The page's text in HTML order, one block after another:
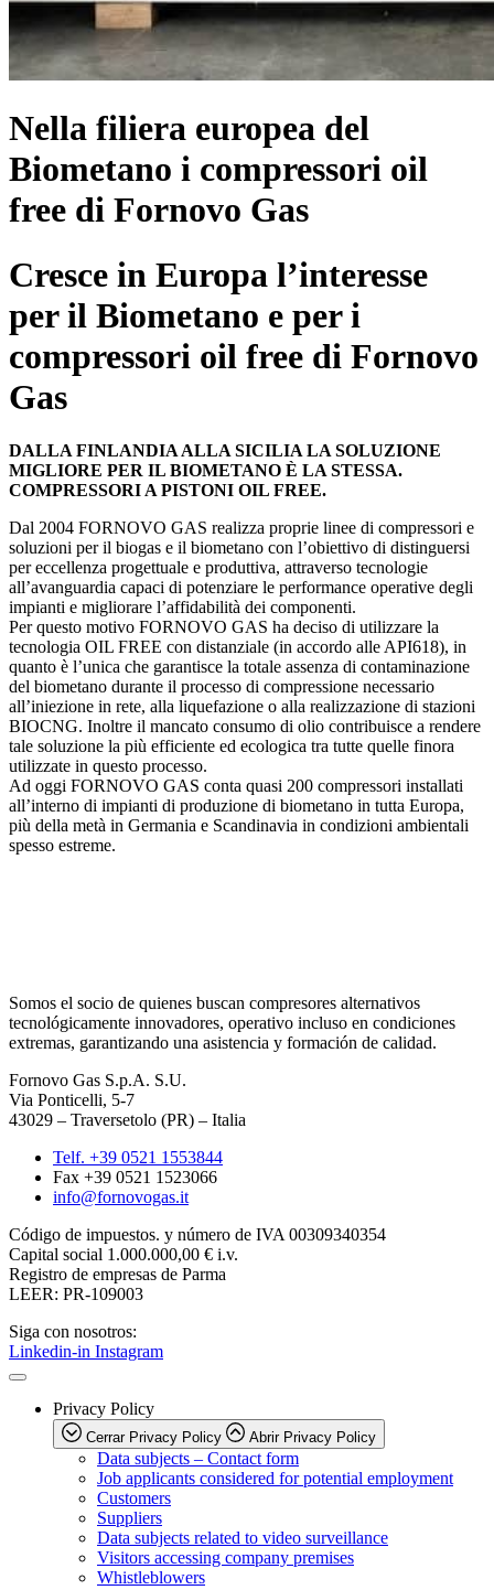
Nella filiera europea del
Biometano i compressori oil
free di Fornovo Gas
Cresce in Europa l’interesse
per il Biometano e per i
compressori oil free di Fornovo
Gas
DALLA FINLANDIA ALLA SICILIA LA SOLUZIONE
MIGLIORE PER IL BIOMETANO È LA STESSA.
COMPRESSORI A PISTONI OIL FREE.
Dal 2004 FORNOVO GAS realizza proprie linee di compressori e
soluzioni per il biogas e il biometano con l’obiettivo di distinguersi
per eccellenza progettuale e produttiva, attraverso tecnologie
all’avanguardia capaci di potenziare le performance operative degli
impianti e migliorare l’affidabilità dei componenti.
Per questo motivo FORNOVO GAS ha deciso di utilizzare la
tecnologia OIL FREE con distanziale (in accordo alle API618), in
quanto è l’unica che garantisce la totale assenza di contaminazione
del biometano durante il processo di compressione necessario
all’iniezione in rete, alla liquefazione o alla realizzazione di stazioni
BIOCNG. Inoltre il mancato consumo di olio contribuisce a rendere
tale soluzione la più efficiente ed ecologica tra tutte quelle finora
utilizzate in questo processo.
Ad oggi FORNOVO GAS conta quasi 200 compressori installati
all’interno di impianti di produzione di biometano in tutta Europa,
più della metà in Germania e Scandinavia in condizioni ambientali
spesso estreme.
Somos el socio de quienes buscan compresores alternativos
tecnológicamente innovadores, operativo incluso en condiciones
extremas, garantizando una asistencia y formación de calidad.
Fornovo Gas S.p.A. S.U.
Via Ponticelli, 5-7
43029 – Traversetolo (PR) – Italia
Telf. +39 0521 1553844
Fax +39 0521 1523066
info@fornovogas.it
Código de impuestos. y número de IVA 00309340354
Capital social 1.000.000,00 € i.v.
Registro de empresas de Parma
LEER: PR-109003
Siga con nosotros:
Linkedin-in Instagram
Privacy Policy
Cerrar Privacy Policy Abrir Privacy Policy
Data subjects – Contact form
Job applicants considered for potential employment
Customers
Suppliers
Data subjects related to video surveillance
Visitors accessing company premises
Whistleblowers